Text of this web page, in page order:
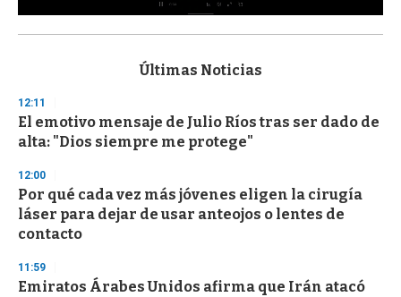
s
d
s
o
f
3
s
e
c
o
d
s
Últimas Noticias
12:11
El emotivo mensaje de Julio Ríos tras ser dado de
alta: "Dios siempre me protege"
12:00
Por qué cada vez más jóvenes eligen la cirugía
láser para dejar de usar anteojos o lentes de
contacto
11:59
Emiratos Árabes Unidos afirma que Irán atacó